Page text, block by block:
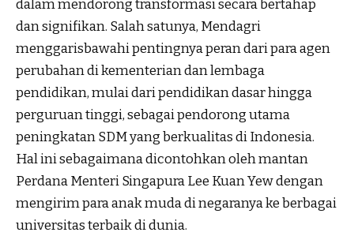
dalam mendorong transformasi secara bertahap
dan signifikan. Salah satunya, Mendagri
menggarisbawahi pentingnya peran dari para agen
perubahan di kementerian dan lembaga
pendidikan, mulai dari pendidikan dasar hingga
perguruan tinggi, sebagai pendorong utama
peningkatan SDM yang berkualitas di Indonesia.
Hal ini sebagaimana dicontohkan oleh mantan
Perdana Menteri Singapura Lee Kuan Yew dengan
mengirim para anak muda di negaranya ke berbagai
universitas terbaik di dunia.